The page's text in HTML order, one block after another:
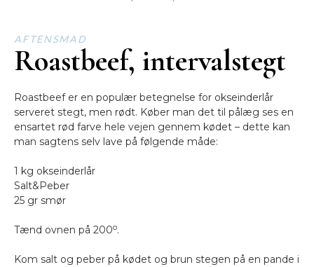
AFTENSMAD
Roastbeef, intervalstegt
Roastbeef er en populær betegnelse for okseinderlår
serveret stegt, men rødt. Køber man det til pålæg ses en
ensartet rød farve hele vejen gennem kødet – dette kan
man sagtens selv lave på følgende måde:
1 kg okseinderlår
Salt&Peber
25 gr smør
Tænd ovnen på 200o.
Kom salt og peber på kødet og brun stegen på en pande i